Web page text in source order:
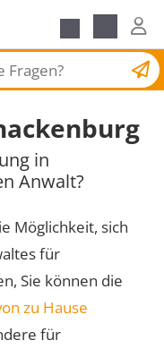
Scheidungsantrag
in
Anwalt?
Möglichkeit, sich
für
Sie können die
zu Hause
für